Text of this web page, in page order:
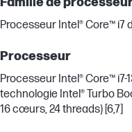
Processeur Intel® Core™ i7
Processeur
Processeur Intel® Core™ i7-
technologie Intel® Turbo
16 cœurs, 24 threads) [6,7]